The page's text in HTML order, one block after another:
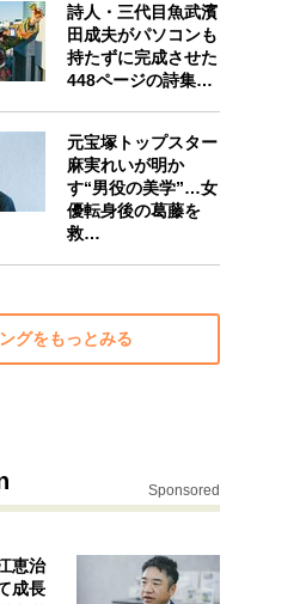
詩人・三代目魚武濱
田成夫がパソコンも
持たずに完成させた
448ページの詩集…
元宝塚トップスター
麻実れいが明か
す“男役の美学”…女
優転身後の葛藤を
救…
グをもっとみる
Sponsored
恵治
成長